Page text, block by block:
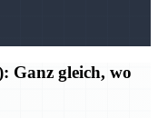
Ganz gleich, wo